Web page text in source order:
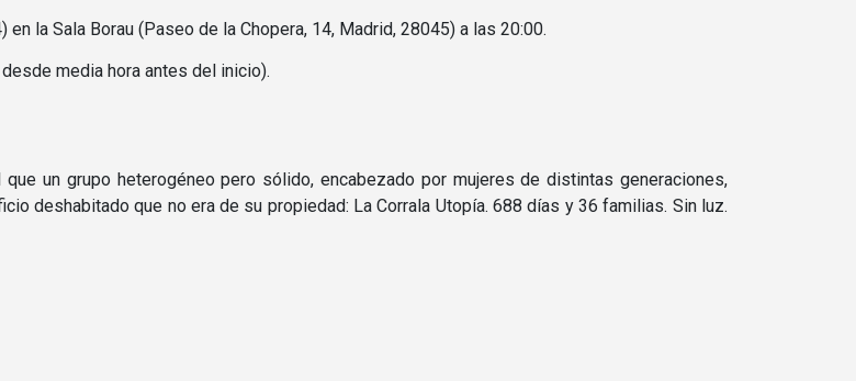
en la Sala Borau (Paseo de la Chopera, 14, Madrid, 28045) a las 20:00.
media hora antes del inicio).
un grupo heterogéneo pero sólido, encabezado por mujeres de distintas generaciones,
deshabitado que no era de su propiedad: La Corrala Utopía. 688 días y 36 familias. Sin luz.